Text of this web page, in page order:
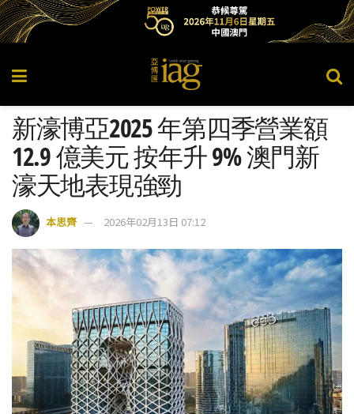
新濠博亞2025 年第四季營業額
12.9 億美元 按年升 9% 澳門新
濠天地表現強勁
本思齊 2026年02月13日 07:12